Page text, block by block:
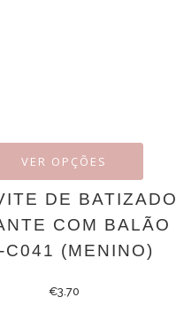
VER OPÇÕES
DE BATIZADO
COM BALÃO |
C041 (MENINO)
€3.70